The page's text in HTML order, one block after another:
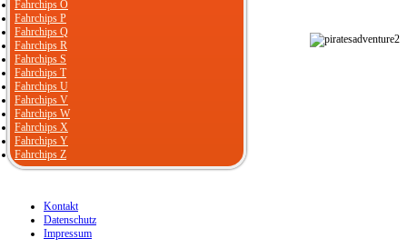
Fahrchips O
Fahrchips P
Fahrchips Q
Fahrchips R
Fahrchips S
Fahrchips T
Fahrchips U
Fahrchips V
Fahrchips W
Fahrchips X
Fahrchips Y
Fahrchips Z
Kontakt
Datenschutz
Impressum